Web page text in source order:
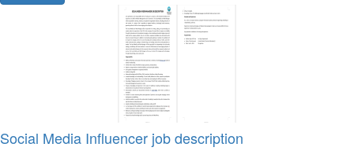
Social Media Influencer job description